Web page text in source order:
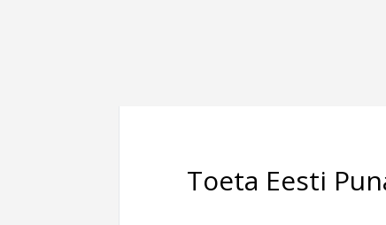
Toeta Eesti